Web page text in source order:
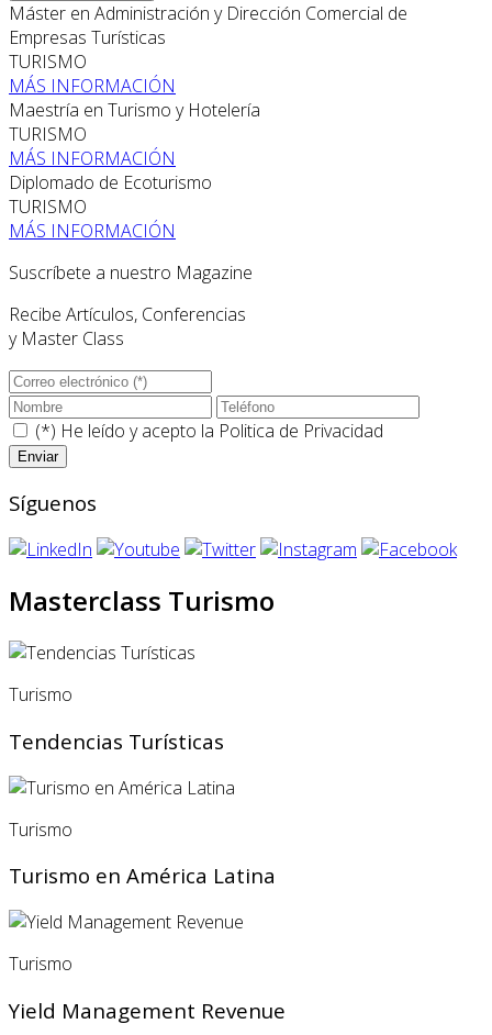
Máster en Administración y Dirección Comercial de
Empresas Turísticas
TURISMO
MÁS INFORMACIÓN
Maestría en Turismo y Hotelería
TURISMO
MÁS INFORMACIÓN
Diplomado de Ecoturismo
TURISMO
MÁS INFORMACIÓN
Suscríbete a nuestro Magazine
Recibe Artículos, Conferencias
y Master Class
(*) He leído y acepto la Politica de Privacidad
Síguenos
Masterclass Turismo
Turismo
Tendencias Turísticas
Turismo
Turismo en América Latina
Turismo
Yield Management Revenue